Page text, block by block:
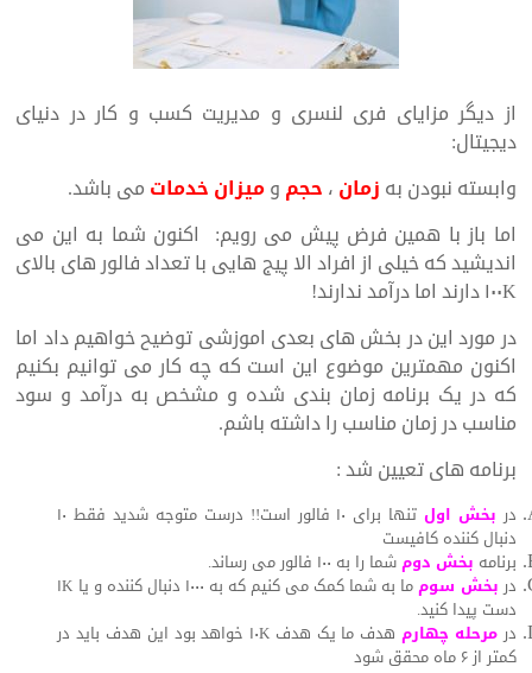
از دیگر مزایای فری لنسری و مدیریت کسب و کار در دنیای
دیجیتال:
وابسته نبودن بهزمان،حجمومیزان خدماتمی باشد.
اما باز با همین فرض پیش می رویم: اکنون شما به این می
اندیشید که خیلی از افراد الا پیج هایی با تعداد فالور های بالای
۱۰۰K دارند اما درآمد ندارند!
در مورد این در بخش های بعدی اموزشی توضیح خواهیم داد اما
اکنون مهمترین موضوع این است که چه کار می توانیم بکنیم
که در یک برنامه زمان بندی شده و مشخص به درآمد و سود
مناسب در زمان مناسب را داشته باشم.
برنامه های تعیین شد :
در بخش اول
تنها برای ۱۰ فالور است!! درست متوجه شدید فقط ۱۰
دنبال کننده کافیست
برنامه بخش دومشما را به ۱۰۰ فالور می رساند.
دربخش سوم
ما به شما کمک می کنیم که به ۱۰۰۰ دنبال کننده و یا ۱K
دست پیدا کنید.
درمرحله چهارم
هدف ما یک هدف ۱۰K خواهد بود این هدف باید در
کمتر از ۶ ماه محقق شود